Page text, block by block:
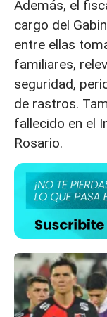
Además, el
cargo del
entre ellas
familiares,
seguridad,
de rastros.
fallecido en el
Rosario.